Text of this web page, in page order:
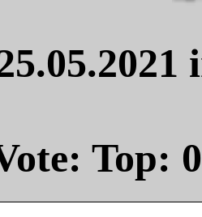
Top: 0